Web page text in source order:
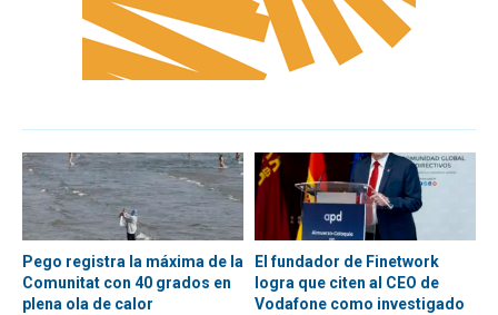
Pego registra la máxima de la
Comunitat con 40 grados en
plena ola de calor
El fundador de Finetwork
logra que citen al CEO de
Vodafone como investigado